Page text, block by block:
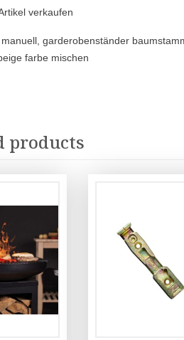
verkaufen
garderobenständer
farbe mischen
products